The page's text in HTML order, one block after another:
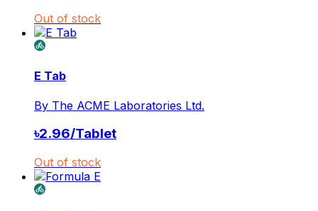
Out of stock
E Tab
By The ACME Laboratories Ltd.
৳2.96/Tablet
Out of stock